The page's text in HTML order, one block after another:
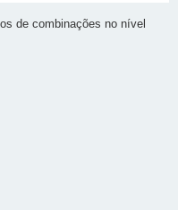
de combinações no nível